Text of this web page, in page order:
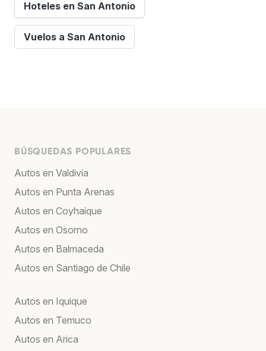
Hoteles en San Antonio
Vuelos a San Antonio
BÚSQUEDAS POPULARES
Autos en Valdivia
Autos en Punta Arenas
Autos en Coyhaique
Autos en Osorno
Autos en Balmaceda
Autos en Santiago de Chile
Autos en Iquique
Autos en Temuco
Autos en Arica